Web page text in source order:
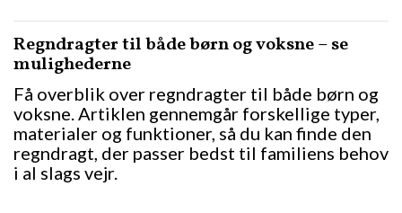
Regndragter til både børn og voksne – se
mulighederne
Få overblik over regndragter til både børn og
voksne. Artiklen gennemgår forskellige typer,
materialer og funktioner, så du kan finde den
regndragt, der passer bedst til familiens behov
i al slags vejr.